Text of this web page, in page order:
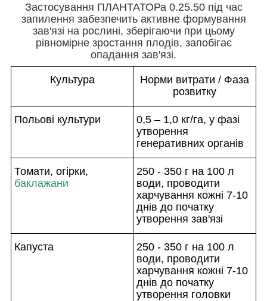
Застосування ПЛАНТАТОРа 0.25.50 під час
запилення забезпечить активне формування
зав'язі на рослині, зберігаючи при цьому
рівномірне зростання плодів, запобігає
опадання зав'язі.
Культура
Норми витрати / Фаза
розвитку
Польові культури
0,5 – 1,0 кг/га, у фазі
утворення
генеративних органів
Томати, огірки,
баклажани
250 - 350 г на 100 л
води, проводити
харчування кожні 7-10
днів до початку
утворення зав'язі
Капуста
250 - 350 г на 100 л
води, проводити
харчування кожні 7-10
днів до початку
утворення головки